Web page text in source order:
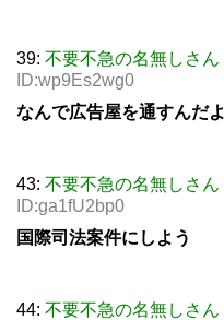
39: 不要不急の名無しさん
ID:wp9Es2wg0
なんで広告屋を通すんだよ
43: 不要不急の名無しさん
ID:ga1fU2bp0
国際司法案件にしよう
44: 不要不急の名無しさん